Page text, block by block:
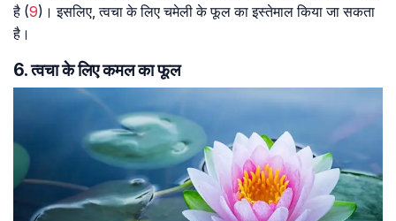
है (9)। इसलिए, त्वचा के लिए चमेली के फूल का इस्तेमाल किया जा सकता
है।
6. त्वचा के लिए कमल का फूल